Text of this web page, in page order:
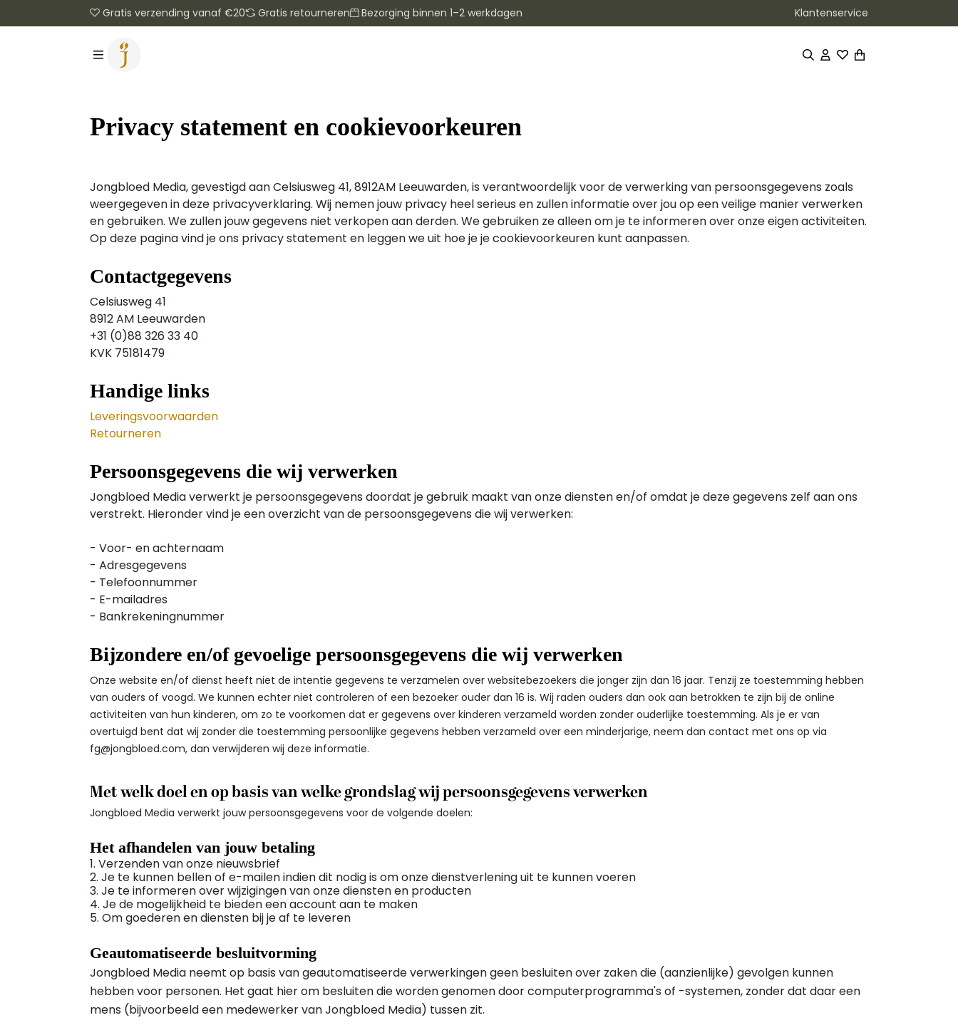
Gratis verzending vanaf €20 Gratis retourneren Bezorging binnen 1–2 werkdagen Klantenservice
Privacy statement en cookievoorkeuren
Jongbloed Media, gevestigd aan Celsiusweg 41, 8912AM Leeuwarden, is verantwoordelijk voor de verwerking van persoonsgegevens zoals
weergegeven in deze privacyverklaring. Wij nemen jouw privacy heel serieus en zullen informatie over jou op een veilige manier verwerken
en gebruiken. We zullen jouw gegevens niet verkopen aan derden. We gebruiken ze alleen om je te informeren over onze eigen activiteiten.
Op deze pagina vind je ons privacy statement en leggen we uit hoe je je cookievoorkeuren kunt aanpassen.
Contactgegevens
Celsiusweg 41
8912 AM Leeuwarden
+31 (0)88 326 33 40
KVK 75181479
Handige links
Leveringsvoorwaarden
Retourneren
Persoonsgegevens die wij verwerken
Jongbloed Media verwerkt je persoonsgegevens doordat je gebruik maakt van onze diensten en/of omdat je deze gegevens zelf aan ons
verstrekt. Hieronder vind je een overzicht van de persoonsgegevens die wij verwerken:
- Voor- en achternaam
- Adresgegevens
- Telefoonnummer
- E-mailadres
- Bankrekeningnummer
Bijzondere en/of gevoelige persoonsgegevens die wij verwerken
Onze website en/of dienst heeft niet de intentie gegevens te verzamelen over websitebezoekers die jonger zijn dan 16 jaar. Tenzij ze toestemming hebben
van ouders of voogd. We kunnen echter niet controleren of een bezoeker ouder dan 16 is. Wij raden ouders dan ook aan betrokken te zijn bij de online
activiteiten van hun kinderen, om zo te voorkomen dat er gegevens over kinderen verzameld worden zonder ouderlijke toestemming. Als je er van
overtuigd bent dat wij zonder die toestemming persoonlijke gegevens hebben verzameld over een minderjarige, neem dan contact met ons op via
fg@jongbloed.com, dan verwijderen wij deze informatie.
Met welk doel en op basis van welke grondslag wij persoonsgegevens verwerken
Jongbloed Media verwerkt jouw persoonsgegevens voor de volgende doelen:
Het afhandelen van jouw betaling
1. Verzenden van onze nieuwsbrief
2. Je te kunnen bellen of e-mailen indien dit nodig is om onze dienstverlening uit te kunnen voeren
3. Je te informeren over wijzigingen van onze diensten en producten
4. Je de mogelijkheid te bieden een account aan te maken
5. Om goederen en diensten bij je af te leveren
Geautomatiseerde besluitvorming
Jongbloed Media neemt op basis van geautomatiseerde verwerkingen geen besluiten over zaken die (aanzienlijke) gevolgen kunnen
hebben voor personen. Het gaat hier om besluiten die worden genomen door computerprogramma's of -systemen, zonder dat daar een
mens (bijvoorbeeld een medewerker van Jongbloed Media) tussen zit.